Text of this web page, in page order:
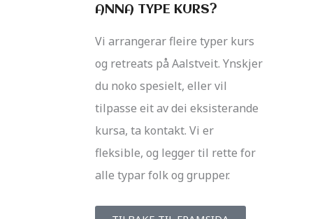
ANNA TYPE KURS?
Vi arrangerar fleire typer kurs
og retreats på Aalstveit. Ynskjer
du noko spesielt, eller vil
tilpasse eit av dei eksisterande
kursa, ta kontakt. Vi er
fleksible, og legger til rette for
alle typar folk og grupper.